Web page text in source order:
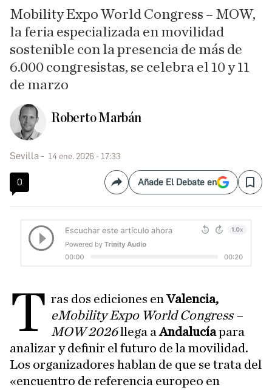
Mobility Expo World Congress – MOW,
la feria especializada en movilidad
sostenible con la presencia de más de
6.000 congresistas, se celebra el 10 y 11
de marzo
Roberto Marbán
Sevilla 14 ene. 2026 - 17:33
0 CompartirAñade El Debate en Save
T ras dos ediciones enValencia,
eMobility Expo World Congress –
MOW 2026llega aAndalucíapara
analizar y definir el futuro de la movilidad.
Los organizadores hablan de que se trata del
«encuentro de referencia europeo en